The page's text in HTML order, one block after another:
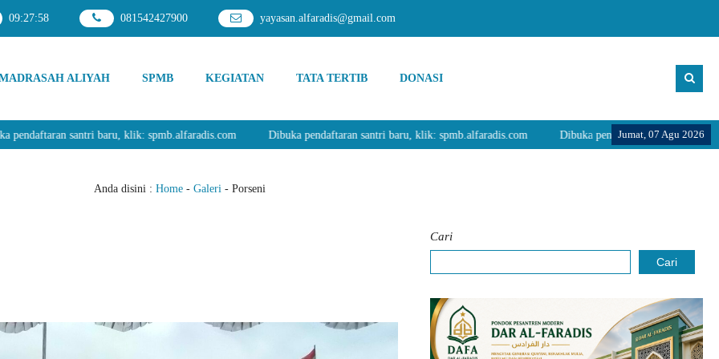
09:27:59 081542427900 yayasan.alfaradis@gmail.com
ALIYAH SPMB KEGIATAN TATA TERTIB DONASI
Jumat, 07 Agu 2026
santri baru, klik: spmb.alfaradis.com Dibuka pendaftaran santri baru, klik: spmb.alfaradis.com Dibuka pendaftaran santri baru, klik:
Anda disini : Home - Galeri - Porseni
Cari
Cari